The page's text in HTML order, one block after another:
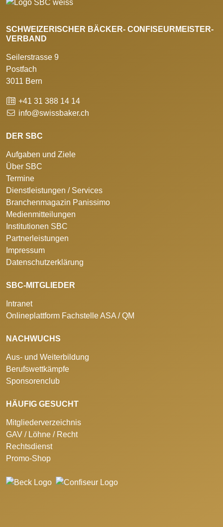
SCHWEIZERISCHER BÄCKER- CONFISEURMEISTER-
VERBAND
Seilerstrasse 9
Postfach
3011 Bern
+41 31 388 14 14
info@swissbaker.ch
DER SBC
Aufgaben und Ziele
Über SBC
Termine
Dienstleistungen / Services
Branchenmagazin Panissimo
Medienmitteilungen
Institutionen SBC
Partnerleistungen
Impressum
Datenschutzerklärung
SBC-MITGLIEDER
Intranet
Onlineplattform Fachstelle ASA / QM
NACHWUCHS
Aus- und Weiterbildung
Berufswettkämpfe
Sponsorenclub
HÄUFIG GESUCHT
Mitgliederverzeichnis
GAV / Löhne / Recht
Rechtsdienst
Promo-Shop